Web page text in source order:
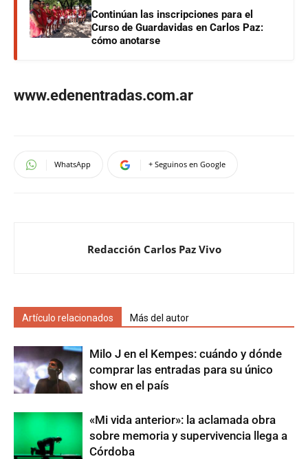
Continúan las inscripciones para el
Curso de Guardavidas en Carlos Paz:
cómo anotarse
www.edenentradas.com.ar
WhatsApp + Seguinos en Google
Redacción Carlos Paz Vivo
Artículo relacionados Más del autor
Milo J en el Kempes: cuándo y dónde
comprar las entradas para su único
show en el país
«Mi vida anterior»: la aclamada obra
sobre memoria y supervivencia llega a
Córdoba